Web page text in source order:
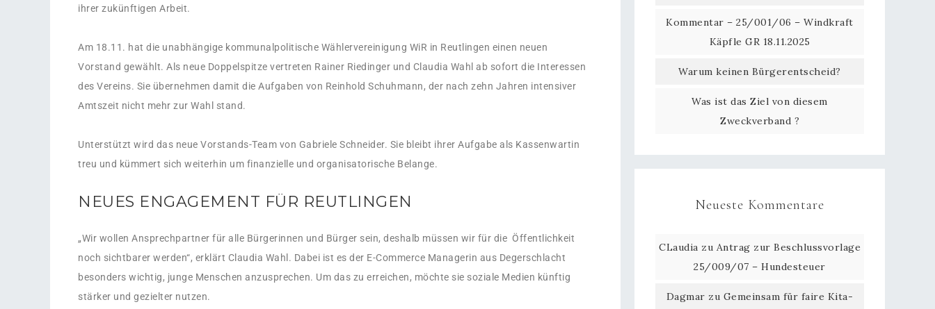
ihrer zukünftigen Arbeit.
Am 18.11. hat die unabhängige kommunalpolitische Wählervereinigung WiR in Reutlingen einen neuen
Vorstand gewählt. Als neue Doppelspitze vertreten Rainer Riedinger und Claudia Wahl ab sofort die Interessen
des Vereins. Sie übernehmen damit die Aufgaben von Reinhold Schuhmann, der nach zehn Jahren intensiver
Amtszeit nicht mehr zur Wahl stand.
Unterstützt wird das neue Vorstands-Team von Gabriele Schneider. Sie bleibt ihrer Aufgabe als Kassenwartin
treu und kümmert sich weiterhin um finanzielle und organisatorische Belange.
NEUES ENGAGEMENT FÜR REUTLINGEN
„Wir wollen Ansprechpartner für alle Bürgerinnen und Bürger sein, deshalb müssen wir für die Öffentlichkeit
noch sichtbarer werden“, erklärt Claudia Wahl. Dabei ist es der E-Commerce Managerin aus Degerschlacht
besonders wichtig, junge Menschen anzusprechen. Um das zu erreichen, möchte sie soziale Medien künftig
stärker und gezielter nutzen.
Kommentar – 25/001/06 – Windkraft
Käpfle GR 18.11.2025
Warum keinen Bürgerentscheid?
Was ist das Ziel von diesem
Zweckverband ?
Neueste Kommentare
CLaudia zu Antrag zur Beschlussvorlage
25/009/07 – Hundesteuer
Dagmar zu Gemeinsam für faire Kita-